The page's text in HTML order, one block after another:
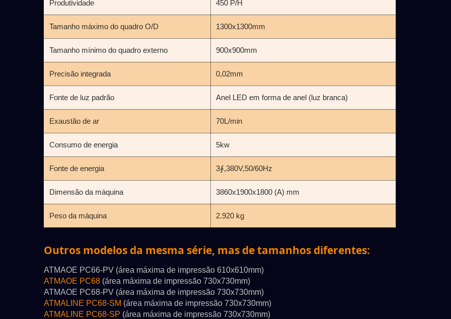
Produtividade 450 P/H
Tamanho máximo do quadro O/D 1300x1300mm
Tamanho mínimo do quadro externo 900x900mm
Precisão integrada 0,02mm
Fonte de luz padrão Anel LED em forma de anel (luz branca)
Exaustão de ar 70L/min
Consumo de energia 5kw
Fonte de energia 3∮,380V,50/60Hz
Dimensão da máquina 3860x1900x1800 (A) mm
Peso da máquina 2.920 kg
Outros modelos da mesma série, mas de tamanhos diferentes:
ATMAOE PC66-PV (área máxima de impressão 610x610mm)
ATMAOE PC68 (área máxima de impressão 730x730mm)
ATMAOE PC68-PV (área máxima de impressão 730x730mm)
ATMALINE PC68-SM (área máxima de impressão 730x730mm)
ATMALINE PC68-SP (área máxima de impressão 730x730mm)